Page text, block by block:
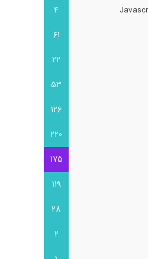
4
61
22
53
126
220
175
119
28
2